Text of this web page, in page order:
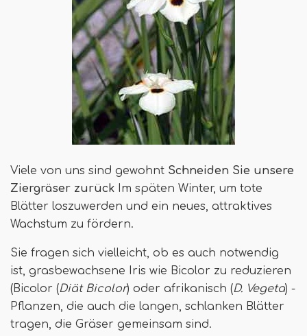
Viele von uns sind gewohnt Schneiden Sie unsere
Ziergräser zurück Im späten Winter, um tote
Blätter loszuwerden und ein neues, attraktives
Wachstum zu fördern.
Sie fragen sich vielleicht, ob es auch notwendig
ist, grasbewachsene Iris wie Bicolor zu reduzieren
(Bicolor (Diät Bicolor) oder afrikanisch (D. Vegeta) -
Pflanzen, die auch die langen, schlanken Blätter
tragen, die Gräser gemeinsam sind.